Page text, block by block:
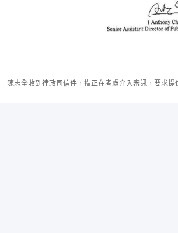
陳志全收到律政司信件，指正在考慮介入審訊，要求提